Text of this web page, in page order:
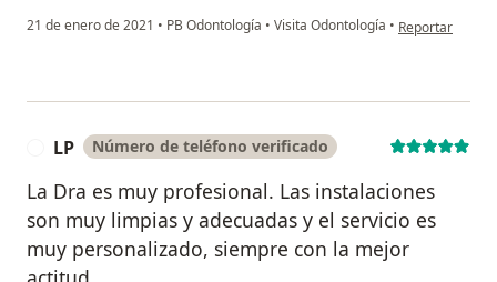
21 de enero de 2021 • PB Odontología • Visita Odontología • en opinión del
Reportar
LP Número de teléfono verificado
La Dra es muy profesional. Las instalaciones
son muy limpias y adecuadas y el servicio es
muy personalizado, siempre con la mejor